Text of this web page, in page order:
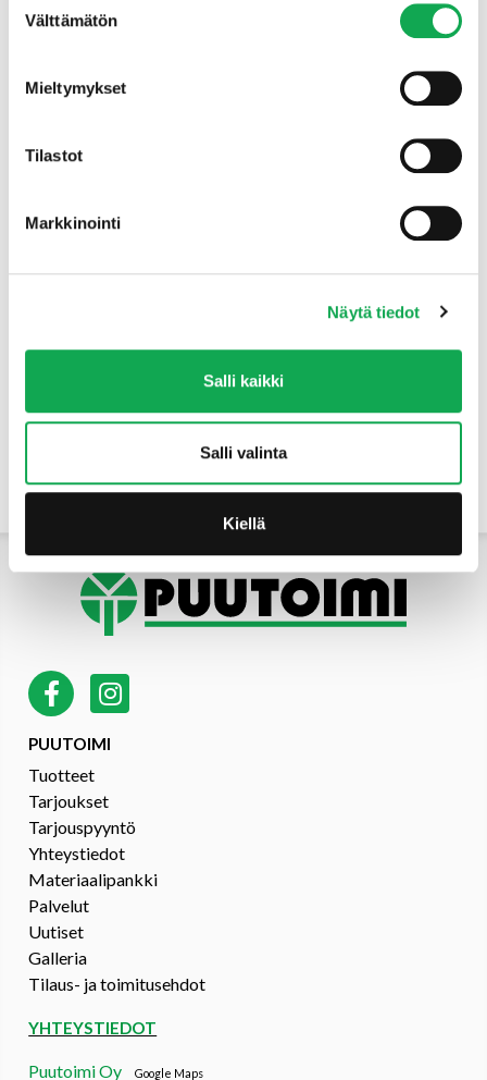
valinta
Välttämätön
Mieltymykset
Tilastot
Markkinointi
Näytä tiedot
Salli kaikki
Salli valinta
Kiellä
PUUTOIMI
Tuotteet
Tarjoukset
Tarjouspyyntö
Yhteystiedot
Materiaalipankki
Palvelut
Uutiset
Galleria
Tilaus- ja toimitusehdot
YHTEYSTIEDOT
Puutoimi OyGoogle Maps